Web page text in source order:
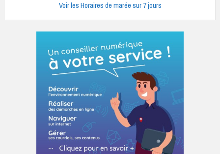
Voir les Horaires de marée sur 7 jours